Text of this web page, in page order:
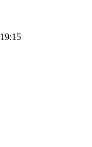
19:15